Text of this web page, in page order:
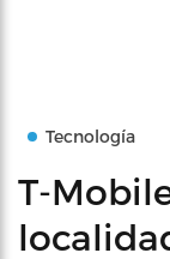
Tecnología
T-